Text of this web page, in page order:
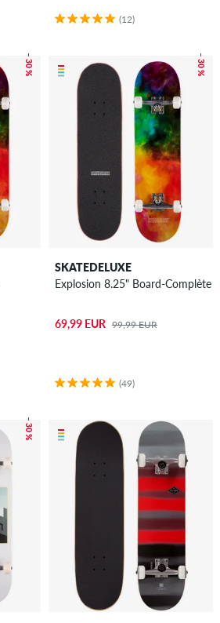
(12)
– 30 % – 30 %
SKATEDELUXE
Explosion 8.25" Board-Complète
69,99 EUR 99,99 EUR
(49)
– 30 %